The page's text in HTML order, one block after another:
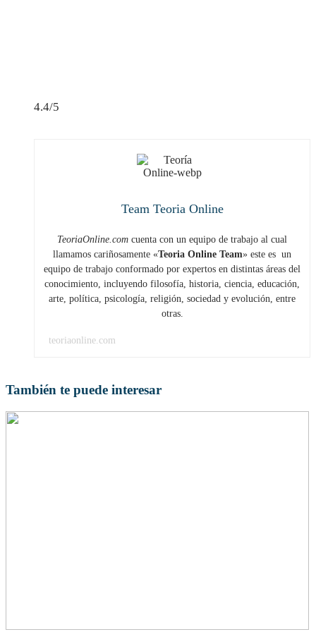
4.4/5
Team Teoria Online
TeoriaOnline.com cuenta con un equipo de trabajo al cual
llamamos cariñosamente «Teoria Online Team» este es un
equipo de trabajo conformado por expertos en distintas áreas del
conocimiento, incluyendo filosofía, historia, ciencia, educación,
arte, política, psicología, religión, sociedad y evolución, entre
otras.
teoriaonline.com
También te puede interesar